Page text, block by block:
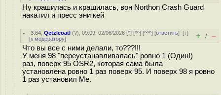
Ну крашилась и крашилась, вон Northon Crash Guard
накатил и пресс эни кей
3.64 ,Qetzlcoatl (?), 09:09, 02/06/2026 [^] [^^] [^^^] [ответить][↓]
[к модератору] + / –
Что вы все с ними делали, то???!!!
У меня 98 "переустанавливалась" ровно 1 (Один!)
раз, поверх 95 OSR2, которая сама была
установлена ровно 1 раз поверх 95. И поверх 98 я ровно
1 раз установил Me.